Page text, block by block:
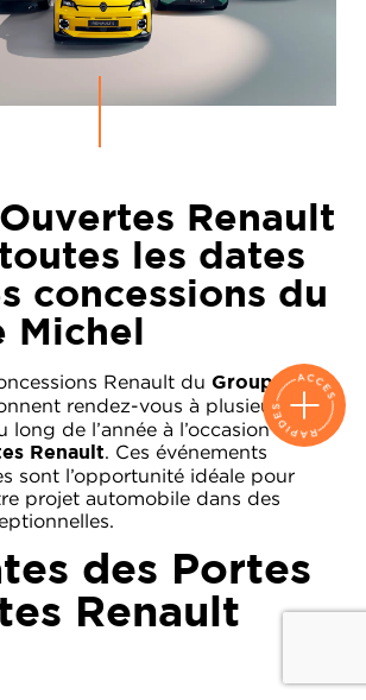
Renault
les dates
concessions du
Michel
Renault du Groupe
rendez-vous à plusieurs
long de l’année à l’occasion des
Renault. Ces événements
sont l’opportunité idéale pour
projet automobile dans des
des Portes
Renault